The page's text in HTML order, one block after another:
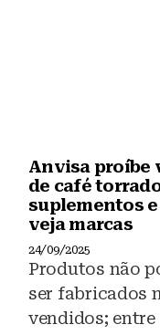
Anvisa proíbe
de café
suplementos
veja marcas
24/09/2025
Produtos não
ser fabricados
vendidos; entre